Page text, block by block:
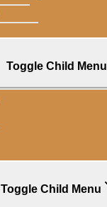
Toggle Child Menu
Toggle Child Menu